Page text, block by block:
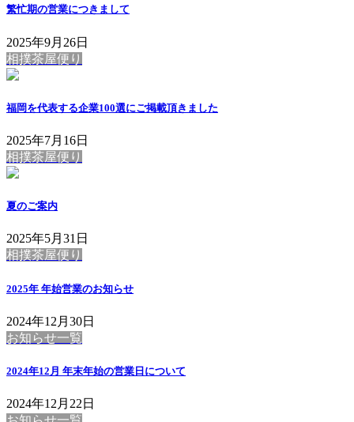
繁忙期の営業につきまして
2025年9月26日
相撲茶屋便り
福岡を代表する企業100選にご掲載頂きました
2025年7月16日
相撲茶屋便り
夏のご案内
2025年5月31日
相撲茶屋便り
2025年 年始営業のお知らせ
2024年12月30日
お知らせ一覧
2024年12月 年末年始の営業日について
2024年12月22日